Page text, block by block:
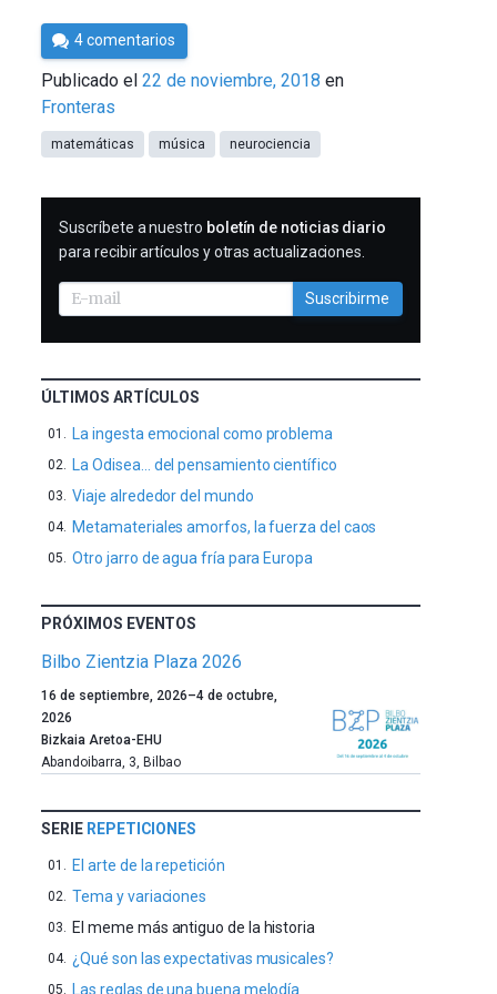
Por
César
Tomé
4 comentarios
Publicado el22 de noviembre, 2018 en
Fronteras
matemáticas música neurociencia
SUSCRIBIRME
Suscríbete a nuestro boletín de noticias diario
para recibir artículos y otras actualizaciones.
Suscribirme
SERIE REPETICIONES
El arte de la repetición
Tema y variaciones
El meme más antiguo de la historia
¿Qué son las expectativas musicales?
Las reglas de una buena melodía
ÚLTIMOS ARTÍCULOS
La ingesta emocional como problema
La Odisea… del pensamiento científico
Viaje alrededor del mundo
Metamateriales amorfos, la fuerza del caos
Otro jarro de agua fría para Europa
PRÓXIMOS EVENTOS
Bilbo Zientzia Plaza 2026
Un
año
más,
Bilbao
bienvenida
otoño
con
de
la
16 de septiembre, 2026–4 de octubre,
2026
Bizkaia Aretoa-EHU
Abandoibarra, 3, Bilbao